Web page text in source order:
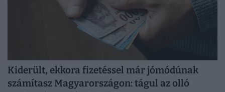
Kiderült, ekkora fizetéssel már jómódúnak
számítasz Magyarországon: tágul az olló